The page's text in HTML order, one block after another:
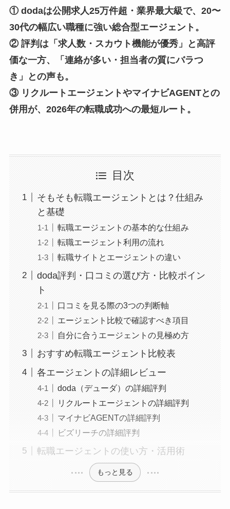
① dodaは公開求人25万件超・業界最大級で、20〜
30代の幅広い職種に強い総合型エージェント。
② 評判は「求人数・スカウト機能が優秀」と高評
価な一方、「連絡が多い・担当者の質にバラつ
き」との声も。
③ リクルートエージェントやマイナビAGENTとの
併用が、2026年の転職成功への最短ルート。
目次
そもそも転職エージェントとは？仕組み
と基礎
転職エージェントの基本的な仕組み
転職エージェント利用の流れ
転職サイトとエージェントの違い
doda評判・口コミの選び方・比較ポイン
ト
口コミを見る際の3つの判断軸
エージェント比較で確認すべき項目
自分に合うエージェントの見極め方
おすすめ転職エージェント比較表
各エージェントの詳細レビュー
doda（デューダ）の詳細評判
リクルートエージェントの詳細評判
マイナビAGENTの詳細評判
ビズリーチの詳細評判
転職エージェントの使い方・活用術
もっと見る